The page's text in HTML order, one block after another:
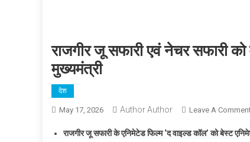
राजगीर जू सफारी एवं नेचर सफारी
मुख्यमंत्री
देश
May 17, 2026 Author Author Leave A
राजगीर जू सफारी के एनिमेटेड फिल्म ‘द वाइल्ड कॉल’ को बेस्ट